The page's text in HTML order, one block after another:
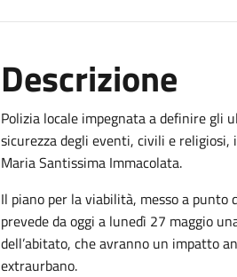
Descrizione
Polizia locale impegnata a definire
sicurezza degli eventi, civili e
Maria Santissima Immacolata.
Il piano per la viabilità, messo a punto
prevede da oggi a lunedì 27 maggio
dell’abitato, che avranno un impatto
extraurbano.